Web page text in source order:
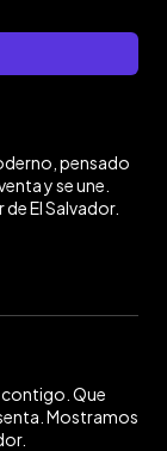
pensado
y se une.
El Salvador.
Que
Mostramos